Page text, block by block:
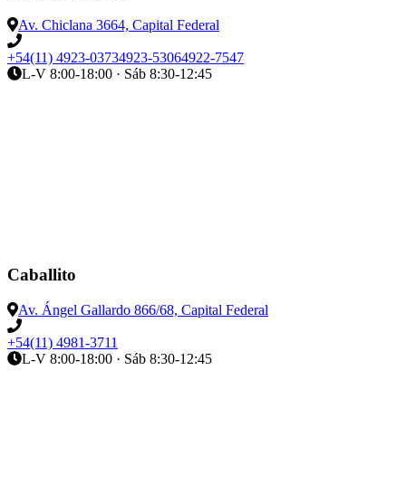
Av. Chiclana 3664, Capital Federal
+54(11) 4923-03734923-53064922-7547
L-V 8:00-18:00 · Sáb 8:30-12:45
Caballito
Av. Ángel Gallardo 866/68, Capital Federal
+54(11) 4981-3711
L-V 8:00-18:00 · Sáb 8:30-12:45